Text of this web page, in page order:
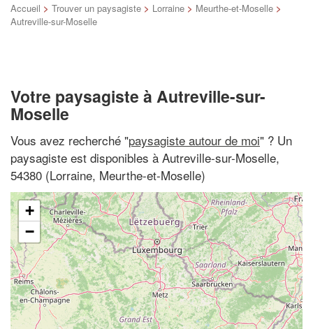
Accueil > Trouver un paysagiste > Lorraine > Meurthe-et-Moselle >
Autreville-sur-Moselle
Votre paysagiste à Autreville-sur-
Moselle
Vous avez recherché "paysagiste autour de moi" ? Un
paysagiste est disponibles à Autreville-sur-Moselle,
54380 (Lorraine, Meurthe-et-Moselle)
+
−